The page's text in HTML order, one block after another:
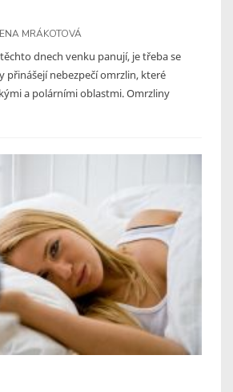
MRÁKOTOVÁ
dnech venku panují, je třeba se
přinášejí nebezpečí omrzlin, které
a polárními oblastmi. Omrzliny